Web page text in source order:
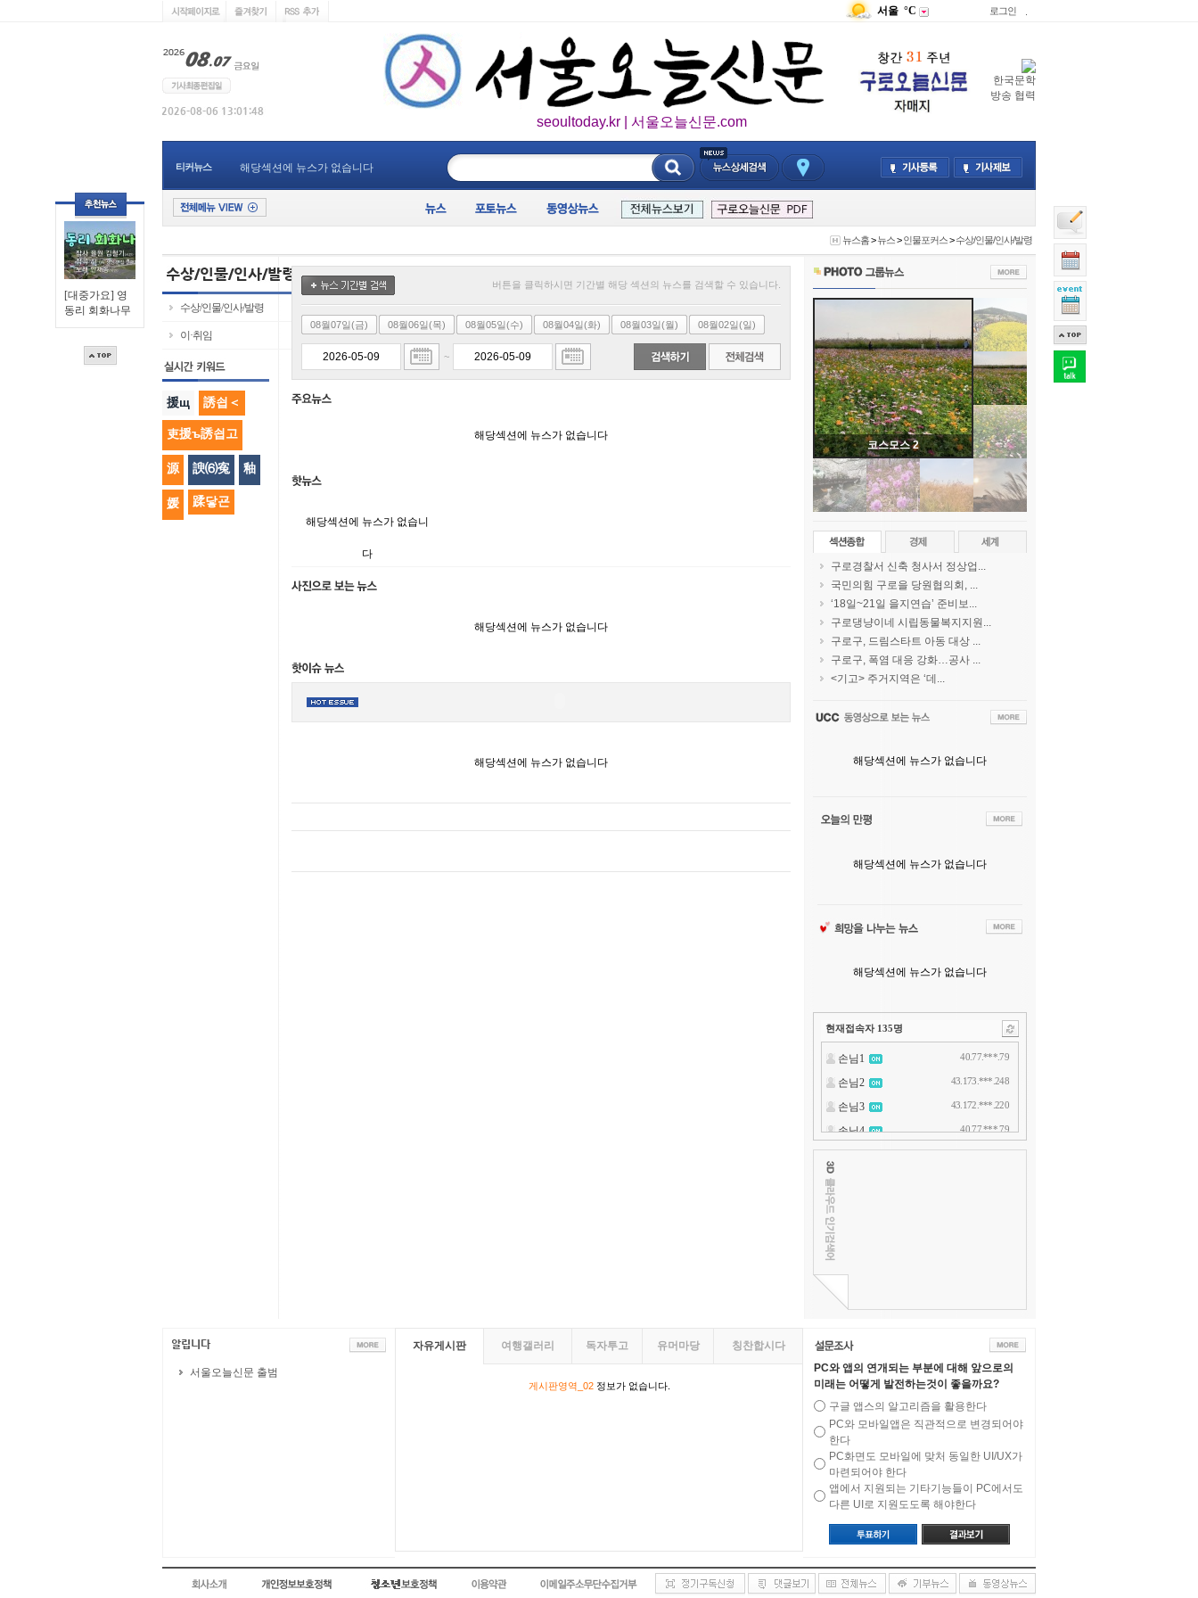
[대중가요] 영
동리 회화나무
서울 °C 로그인
seoultoday.kr | 서울오늘신문.com
한국문학
방송 협력
티커뉴스 해당섹션에 뉴스가 없습니다
뉴스홈>뉴스>인물포커스>수상/인물/인사/발령
수상/인물/인사/발령
이·취임
援щ 誘쇱＜
吏援ъ誘쇱고
源 諛⑹寃 釉
媛 蹂닿굔
버튼을 클릭하시면 기간별 해당 섹션의 뉴스를 검색할 수 있습니다.
08월07일(금) 08월06일(목) 08월05일(수) 08월04일(화) 08월03일(월) 08월02일(일)
~
해당섹션에 뉴스가 없습니다
해당섹션에 뉴스가 없습니
다
해당섹션에 뉴스가 없습니다
해당섹션에 뉴스가 없습니다
코스모스 2
구로경찰서 신축 청사서 정상업...
국민의힘 구로을 당원협의회, ...
‘18일~21일 을지연습’ 준비보...
구로댕냥이네 시립동물복지지원...
구로구, 드림스타트 아동 대상 ...
구로구, 폭염 대응 강화…공사 ...
<기고> 주거지역은 ‘데...
해당섹션에 뉴스가 없습니다
해당섹션에 뉴스가 없습니다
해당섹션에 뉴스가 없습니다
현재접속자 135명
서울오늘신문 출범
자유게시판 여행갤러리 독자투고 유머마당 칭찬합시다
게시판영역_02정보가 없습니다.
PC와 앱의 연개되는 부분에 대해 앞으로의
미래는 어떻게 발전하는것이 좋을까요?
구글 앱스의 알고리즘을 활용한다
PC와 모바일앱은 직관적으로 변경되어야
한다
PC화면도 모바일에 맞처 동일한 UI/UX가
마련되어야 한다
앱에서 지원되는 기타기능들이 PC에서도
다른 UI로 지원도도록 해야한다